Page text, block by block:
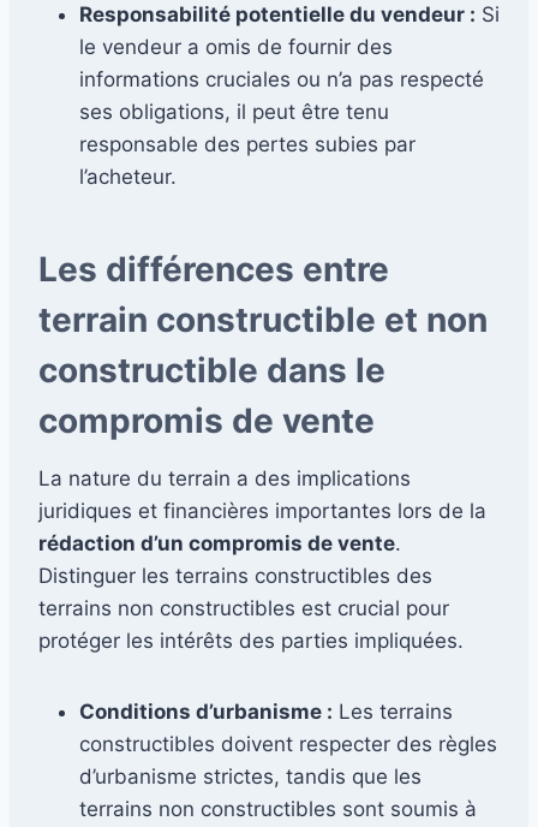
Responsabilité potentielle du vendeur : Si
le vendeur a omis de fournir des
informations cruciales ou n’a pas respecté
ses obligations, il peut être tenu
responsable des pertes subies par
l’acheteur.
Les différences entre
terrain constructible et non
constructible dans le
compromis de vente
La nature du terrain a des implications
juridiques et financières importantes lors de la
rédaction d’un compromis de vente.
Distinguer les terrains constructibles des
terrains non constructibles est crucial pour
protéger les intérêts des parties impliquées.
Conditions d’urbanisme : Les terrains
constructibles doivent respecter des règles
d’urbanisme strictes, tandis que les
terrains non constructibles sont soumis à